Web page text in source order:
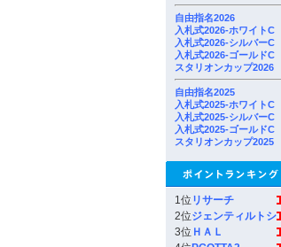
自由指名2026
入札式2026-ホワイトC
入札式2026-シルバーC
入札式2026-ゴールドC
スタリオンカップ2026
自由指名2025
入札式2025-ホワイトC
入札式2025-シルバーC
入札式2025-ゴールドC
スタリオンカップ2025
1位 リサーチ
2位ジェンティルトシ
3位 ＨＡＬ